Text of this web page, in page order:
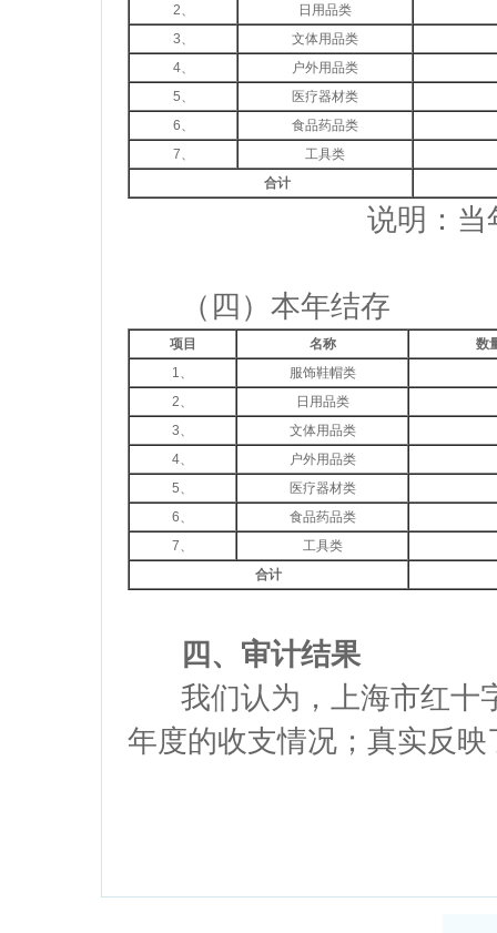
2、
日用品类
3、
文体用品类
4、
户外用品类
5、
医疗器材类
6、
食品药品类
7、
工具类
合计
说明：当年发放捐赠
（四）本年结存
项目 名称
数
1、
服饰鞋帽类
2、
日用品类
3、
文体用品类
4、
户外用品类
5、
医疗器材类
6、
食品药品类
7、
工具类
合计
四、审计结果
我们认为，上海市红十字
年度的收支情况；真实反